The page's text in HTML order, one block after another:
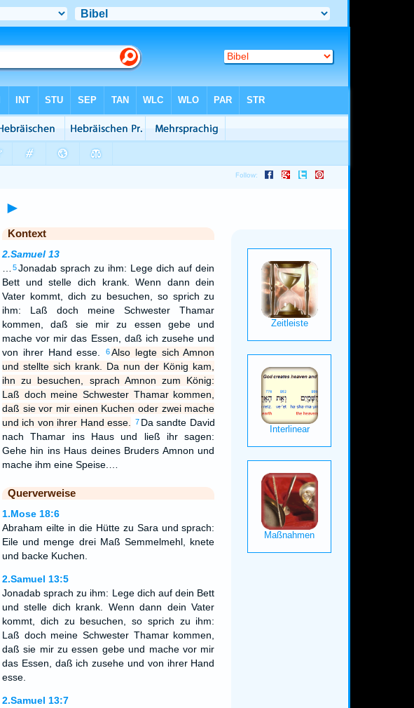
►
Kontext
2.Samuel 13
5Jonadab sprach zu ihm: Lege dich auf dein
Bett und stelle dich krank. Wenn dann dein
Vater kommt, dich zu besuchen, so sprich zu
ihm: Laß doch meine Schwester Thamar
kommen, daß sie mir zu essen gebe und
mache vor mir das Essen, daß ich zusehe und
von ihrer Hand esse.
6Also legte sich Amnon
und stellte sich krank. Da nun der König kam,
ihn zu besuchen, sprach Amnon zum König:
Laß doch meine Schwester Thamar kommen,
daß sie vor mir einen Kuchen oder zwei mache
und ich von ihrer Hand esse.
7 Da sandte David
nach Thamar ins Haus und ließ ihr sagen:
Gehe hin ins Haus deines Bruders Amnon und
mache ihm eine Speise.…
Querverweise
1.Mose 18:6
Abraham eilte in die Hütte zu Sara und sprach:
Eile und menge drei Maß Semmelmehl, knete
und backe Kuchen.
2.Samuel 13:5
Jonadab sprach zu ihm: Lege dich auf dein Bett
und stelle dich krank. Wenn dann dein Vater
kommt, dich zu besuchen, so sprich zu ihm:
Laß doch meine Schwester Thamar kommen,
daß sie mir zu essen gebe und mache vor mir
das Essen, daß ich zusehe und von ihrer Hand
esse.
2.Samuel 13:7